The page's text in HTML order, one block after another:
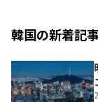
韓国の新着記